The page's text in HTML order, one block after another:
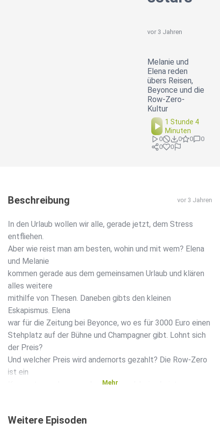
vor 3 Jahren
Melanie und
Elena reden
übers Reisen,
Beyonce und die
Row-Zero-
Kultur
1 Stunde 4
Minuten
0 0 0
0
0
0
Beschreibung vor 3 Jahren
In den Urlaub wollen wir alle, gerade jetzt, dem Stress
entfliehen.
Aber wie reist man am besten, wohin und mit wem? Elena
und Melanie
kommen gerade aus dem gemeinsamen Urlaub und klären
alles weitere
mithilfe von Thesen. Daneben gibts den kleinen
Eskapismus. Elena
war für die Zeitung bei Beyonce, wo es für 3000 Euro einen
Stehplatz auf der Bühne und Champagner gibt. Lohnt sich
der Preis?
Und welcher Preis wird andernorts gezahlt? Die Row-Zero
ist ein
Konzept, von dem gerade alle höre, dabei scheint es so
kennen.
Mehr
Weitere Episoden